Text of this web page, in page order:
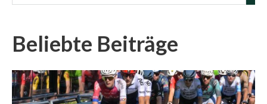
Beliebte Beiträge